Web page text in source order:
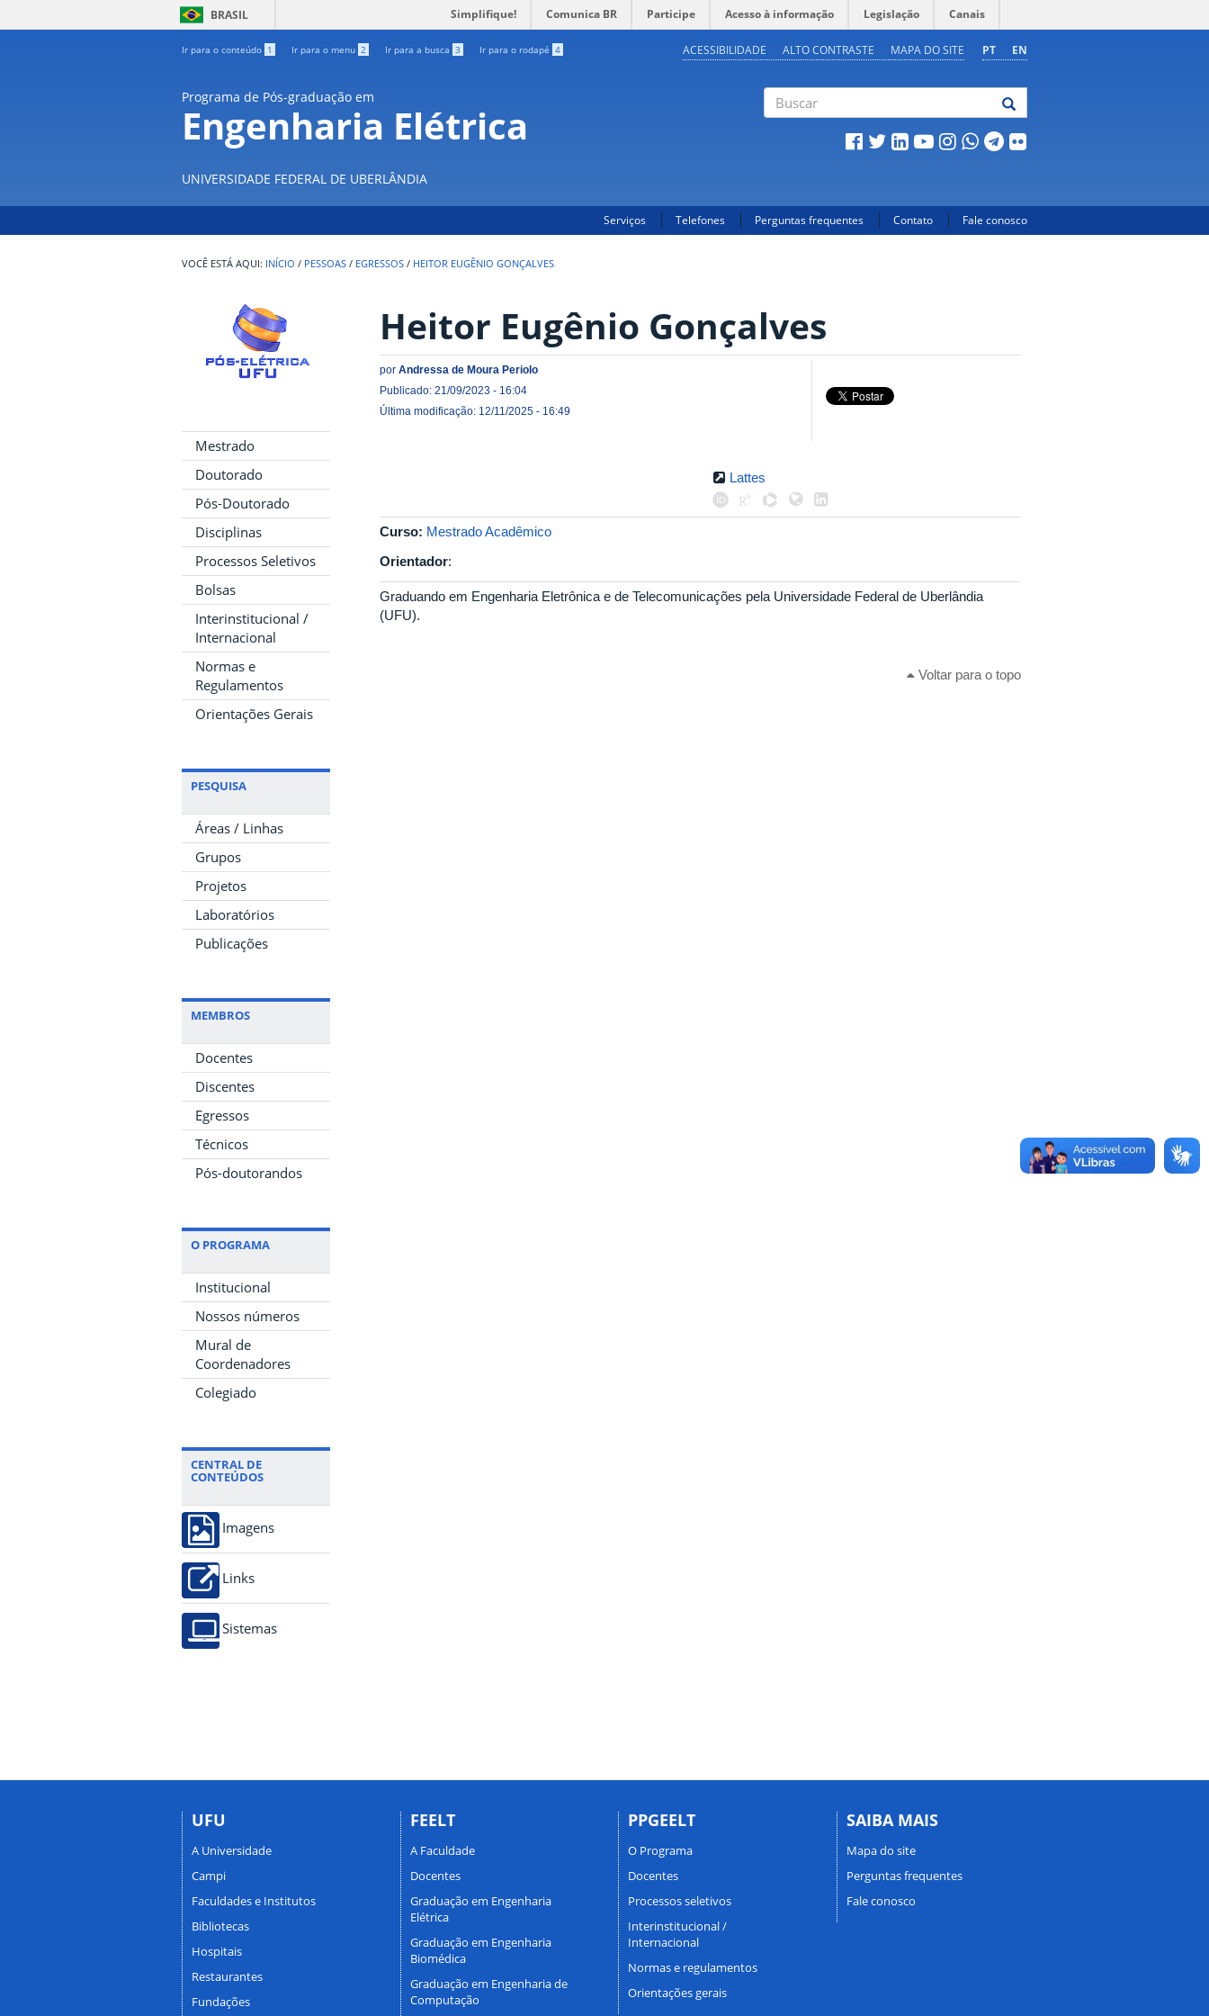
BRASIL Simplifique! Comunica BR Participe Acesso à informação Legislação Canais
Ir para o conteúdo 1 Ir para o menu 2 Ir para a busca 3 Ir para o rodapé 4 PT EN
ACESSIBILIDADE ALTO CONTRASTE MAPA DO SITE
Programa de Pós-graduação em
Engenharia Elétrica
UNIVERSIDADE FEDERAL DE UBERLÂNDIA
Serviços Telefones Perguntas frequentes Contato Fale conosco
INÍCIO / PESSOAS / EGRESSOS / HEITOR EUGÊNIO GONÇALVES
Mestrado
Doutorado
Pós-Doutorado
Disciplinas
Processos Seletivos
Bolsas
Interinstitucional /
Internacional
Normas e
Regulamentos
Orientações Gerais
PESQUISA
Áreas / Linhas
Grupos
Projetos
Laboratórios
Publicações
MEMBROS
Docentes
Discentes
Egressos
Técnicos
Pós-doutorandos
O PROGRAMA
Institucional
Nossos números
Mural de
Coordenadores
Colegiado
CENTRAL DE
CONTEÚDOS
Imagens
Links
Sistemas
Heitor Eugênio Gonçalves
por Andressa de Moura Periolo
Publicado: 21/09/2023 - 16:04
Última modificação: 12/11/2025 - 16:49
Lattes
Curso: Mestrado Acadêmico
Orientador:
Graduando em Engenharia Eletrônica e de Telecomunicações pela Universidade Federal de Uberlândia
(UFU).
Voltar para o topo
UFU
A Universidade
Campi
Faculdades e Institutos
Bibliotecas
Hospitais
Restaurantes
Fundações
FEELT
A Faculdade
Docentes
Graduação em Engenharia
Elétrica
Graduação em Engenharia
Biomédica
Graduação em Engenharia de
Computação
PPGEELT
O Programa
Docentes
Processos seletivos
Interinstitucional /
Internacional
Normas e regulamentos
Orientações gerais
SAIBA MAIS
Mapa do site
Perguntas frequentes
Fale conosco